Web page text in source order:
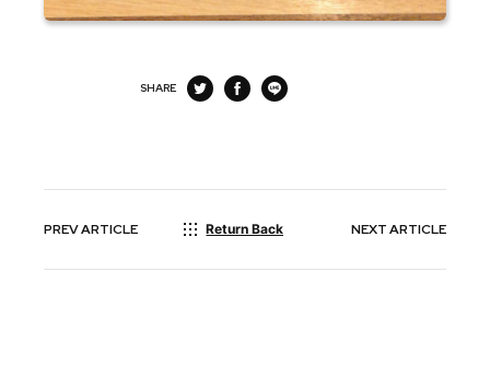
SHARE
PREVARTICLE Return Back NEXTARTICLE